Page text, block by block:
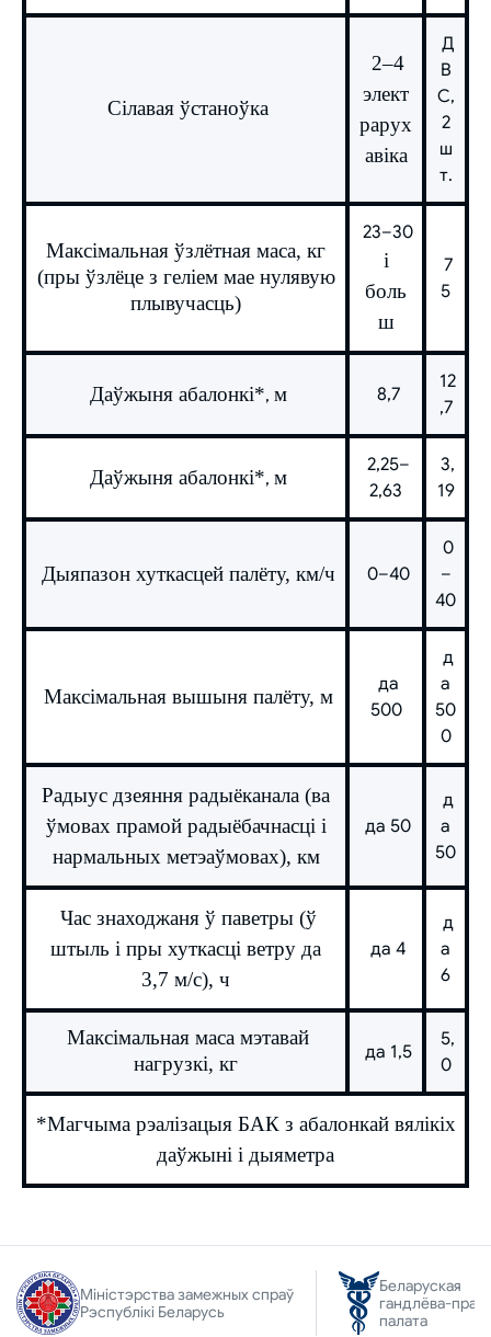
Сілавая ўстаноўка
2–4
элект
рарух
авіка
Д
В
С,
2
ш
т.
Максімальная ўзлётная маса, кг
(пры ўзлёце з геліем мае нулявую
плывучасць)
23–30
і
боль
ш
7
5
Даўжыня абалонкі*, м 8,7
12
,7
Даўжыня абалонкі*, м
2,25–
2,63
3,
19
Дыяпазон хуткасцей палёту, км/ч 0–40
0
–
40
Максімальная вышыня палёту, м
да
500
д
а
50
0
Радыус дзеяння радыёканала (ва
ўмовах прамой радыёбачнасці і
нармальных метэаўмовах), км
да 50
д
а
50
Час знаходжаня ў паветры (ў
штыль і пры хуткасці ветру да
3,7 м/с), ч
да 4
д
а
6
Максімальная маса мэтавай
нагрузкі, кг
да 1,5
5,
0
*Магчыма рэалізацыя БАК з абалонкай вялікіх
даўжыні і дыяметра
Міністэрства замежных спраў
Рэспублікі Беларусь
Беларуская
гандлёва-
палата